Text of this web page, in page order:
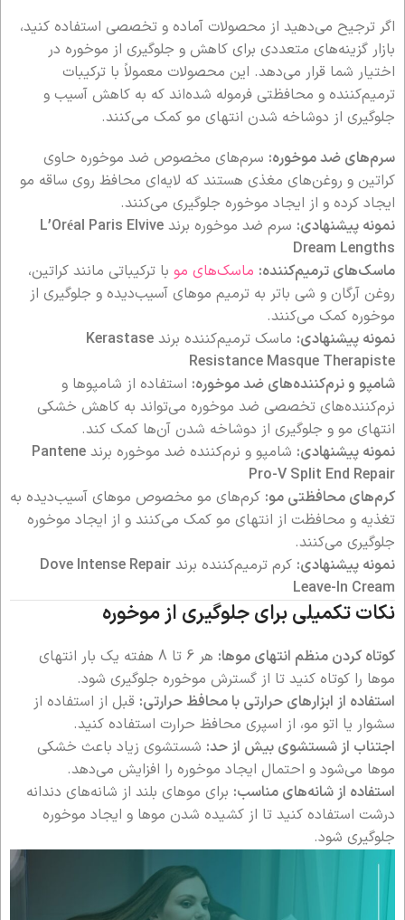
اگر ترجیح می‌دهید از محصولات آماده و تخصصی استفاده کنید،
بازار گزینه‌های متعددی برای کاهش و جلوگیری از موخوره در
اختیار شما قرار می‌دهد. این محصولات معمولاً با ترکیبات
ترمیم‌کننده و محافظتی فرموله شده‌اند که به کاهش آسیب و
جلوگیری از دوشاخه شدن انتهای مو کمک می‌کنند.
سرم‌های ضد موخوره: سرم‌های مخصوص ضد موخوره حاوی
کراتین و روغن‌های مغذی هستند که لایه‌ای محافظ روی ساقه مو
ایجاد کرده و از ایجاد موخوره جلوگیری می‌کنند.
نمونه پیشنهادی: سرم ضد موخوره برند L’Oréal Paris Elvive
Dream Lengths
ماسک‌های ترمیم‌کننده: ماسک‌های مو با ترکیباتی مانند کراتین،
روغن آرگان و شی باتر به ترمیم موهای آسیب‌دیده و جلوگیری از
موخوره کمک می‌کنند.
نمونه پیشنهادی: ماسک ترمیم‌کننده برند Kerastase
Resistance Masque Therapiste
شامپو و نرم‌کننده‌های ضد موخوره: استفاده از شامپوها و
نرم‌کننده‌های تخصصی ضد موخوره می‌تواند به کاهش خشکی
انتهای مو و جلوگیری از دوشاخه شدن آن‌ها کمک کند.
نمونه پیشنهادی: شامپو و نرم‌کننده ضد موخوره برند Pantene
Pro-V Split End Repair
کرم‌های محافظتی مو: کرم‌های مو مخصوص موهای آسیب‌دیده به
تغذیه و محافظت از انتهای مو کمک می‌کنند و از ایجاد موخوره
جلوگیری می‌کنند.
نمونه پیشنهادی: کرم ترمیم‌کننده برند Dove Intense Repair
Leave-In Cream
نکات تکمیلی برای جلوگیری از موخوره
کوتاه کردن منظم انتهای موها:
هر 6 تا 8 هفته یک بار انتهای
موها را کوتاه کنید تا از گسترش موخوره جلوگیری شود.
استفاده از ابزارهای حرارتی با محافظ حرارتی: قبل از استفاده از
سشوار یا اتو مو، از اسپری محافظ حرارت استفاده کنید.
اجتناب از شستشوی بیش از حد: شستشوی زیاد باعث خشکی
موها می‌شود و احتمال ایجاد موخوره را افزایش می‌دهد.
استفاده از شانه‌های مناسب: برای موهای بلند از شانه‌های دندانه
درشت استفاده کنید تا از کشیده شدن موها و ایجاد موخوره
جلوگیری شود.